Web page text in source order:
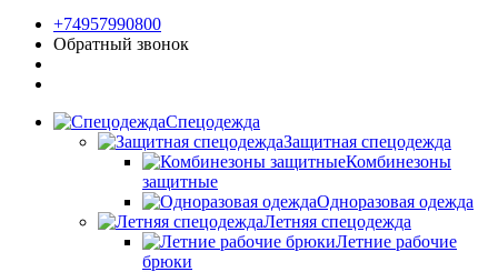
+74957990800
Обратный звонок
Спецодежда
Защитная спецодежда
Комбинезоны
защитные
Одноразовая одежда
Летняя спецодежда
Летние рабочие
брюки